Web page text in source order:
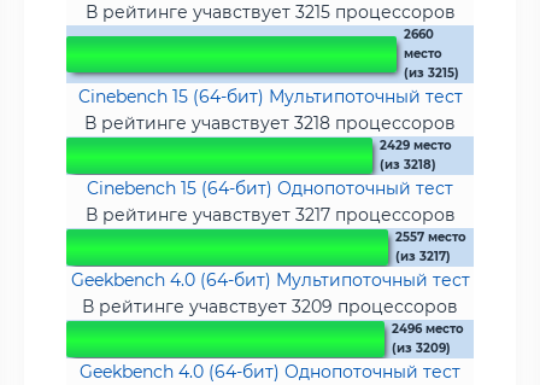
В рейтинге учавствует 3215 процессоров
2660
место
(из 3215)
Cinebench 15 (64-бит) Мультипоточный тест
В рейтинге учавствует 3218 процессоров
2429 место
(из 3218)
Cinebench 15 (64-бит) Однопоточный тест
В рейтинге учавствует 3217 процессоров
2557 место
(из 3217)
Geekbench 4.0 (64-бит) Мультипоточный тест
В рейтинге учавствует 3209 процессоров
2496 место
(из 3209)
Geekbench 4.0 (64-бит) Однопоточный тест